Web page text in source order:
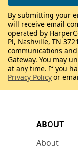
ABOUT
About
By submitting your
will receive email
operated by
Pl, Nashville, TN
communications
Gateway. You may
at any time. If you
Privacy Policy or